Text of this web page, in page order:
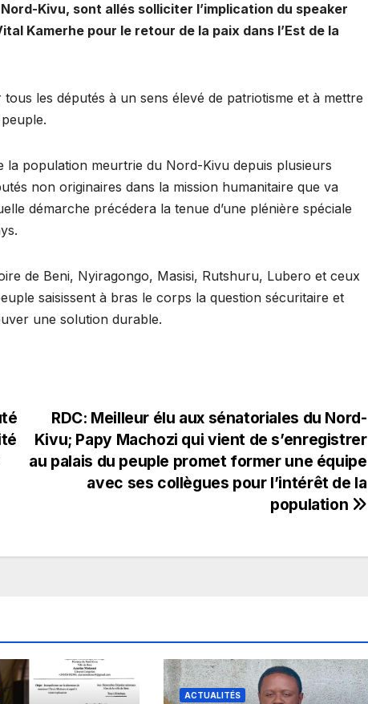
Kivu, sont allés solliciter l’implication du speaker
Kamerhe pour le retour de la paix dans l’Est de la
les députés à un sens élevé de patriotisme et à mettre
population meurtrie du Nord-Kivu depuis plusieurs
non originaires dans la mission humanitaire que va
démarche précédera la tenue d’une plénière spéciale
de Beni, Nyiragongo, Masisi, Rutshuru, Lubero et ceux
saisissent à bras le corps la question sécuritaire et
une solution durable.
RDC: Meilleur élu aux sénatoriales du Nord-
Kivu; Papy Machozi qui vient de s’enregistrer
au palais du peuple promet former une équipe
avec ses collègues pour l’intérêt de la
population
ACTUALITÉS